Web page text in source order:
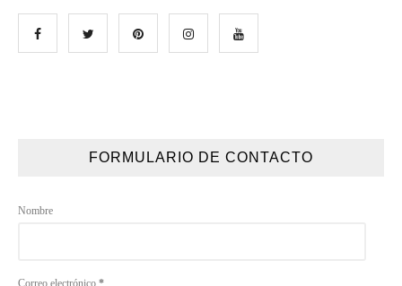
FORMULARIO DE CONTACTO
Nombre
Correo electrónico *